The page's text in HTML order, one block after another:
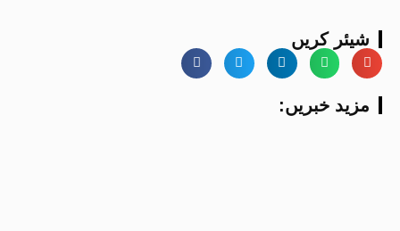
شیئر کریں
:مزید خبریں